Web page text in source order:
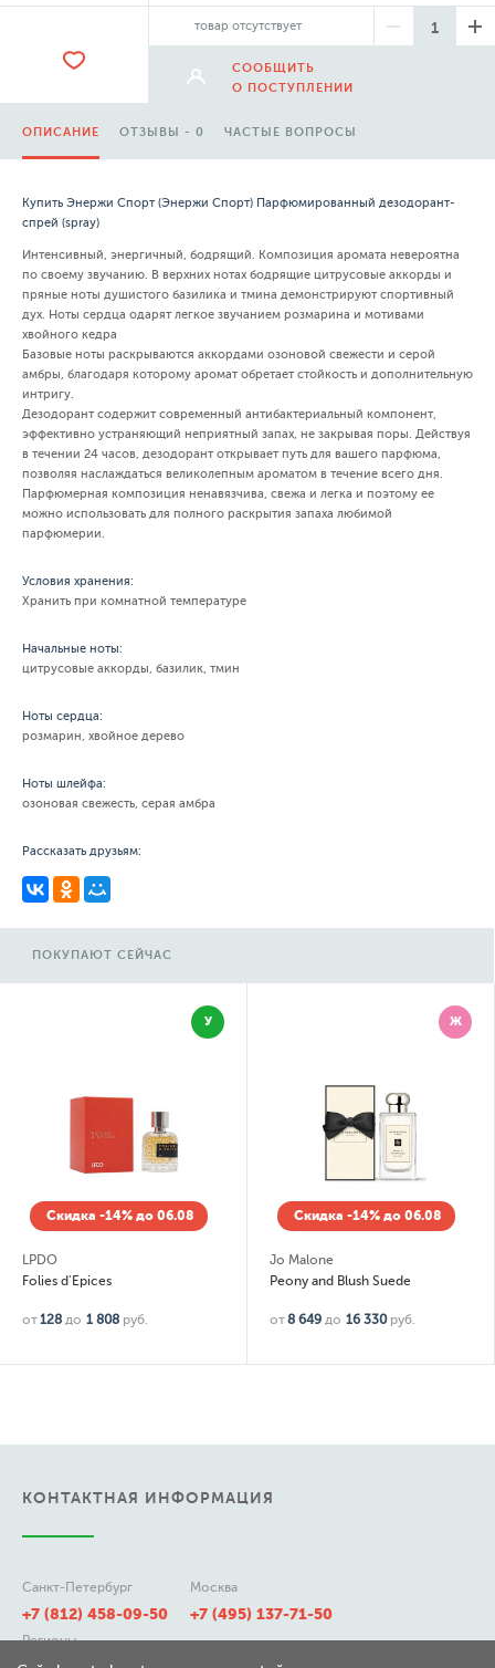
товар отсутствует
СООБЩИТЬ
О ПОСТУПЛЕНИИ
ОПИСАНИЕ ОТЗЫВЫ - 0 ЧАСТЫЕ ВОПРОСЫ
Купить Энержи Спорт (Энержи Спорт) Парфюмированный дезодорант-
спрей (spray)
Интенсивный, энергичный, бодрящий. Композиция аромата невероятна
по своему звучанию. В верхних нотах бодрящие цитрусовые аккорды и
пряные ноты душистого базилика и тмина демонстрируют спортивный
дух. Ноты сердца одарят легкое звучанием розмарина и мотивами
хвойного кедра
Базовые ноты раскрываются аккордами озоновой свежести и серой
амбры, благодаря которому аромат обретает стойкость и дополнительную
интригу.
Дезодорант содержит современный антибактериальный компонент,
эффективно устраняющий неприятный запах, не закрывая поры. Действуя
в течении 24 часов, дезодорант открывает путь для вашего парфюма,
позволяя наслаждаться великолепным ароматом в течение всего дня.
Парфюмерная композиция ненавязчива, свежа и легка и поэтому ее
можно использовать для полного раскрытия запаха любимой
парфюмерии.
Условия хранения:
Хранить при комнатной температуре
Начальные ноты:
цитрусовые аккорды, базилик, тмин
Ноты сердца:
розмарин, хвойное дерево
Ноты шлейфа:
озоновая свежесть, серая амбра
Рассказать друзьям:
ПОКУПАЮТ СЕЙЧАС
У
Скидка -14% до 06.08
LPDO
Folies d'Epices
от128 до 1 808 руб.
Ж
Скидка -14% до 06.08
Jo Malone
Peony and Blush Suede
от8 649 до 16 330 руб.
КОНТАКТНАЯ ИНФОРМАЦИЯ
Санкт-Петербург
+7 (812) 458-09-50
Москва
+7 (495) 137-71-50
Регионы